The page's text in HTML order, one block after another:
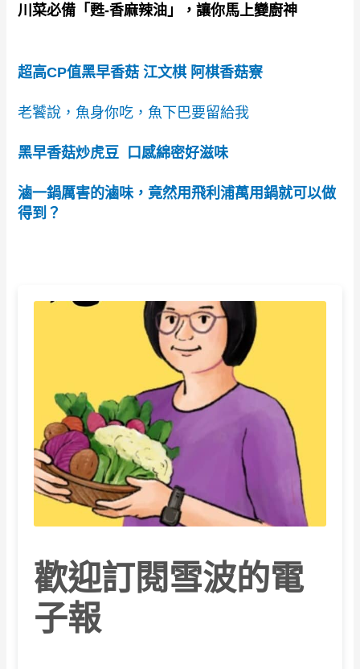
川菜必備「甦-香麻辣油」，讓你馬上變廚神
超高CP值黑早香菇 江文棋 阿棋香菇寮
老饕說，魚身你吃，魚下巴要留給我
黑早香菇炒虎豆 口感綿密好滋味
滷一鍋厲害的滷味，竟然用飛利浦萬用鍋就可以做
得到？
歡迎訂閱雪波的電
子報